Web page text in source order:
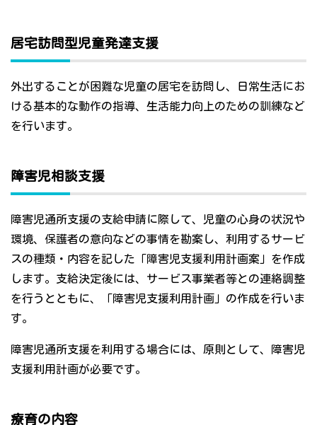
居宅訪問型児童発達支援
外出することが困難な児童の居宅を訪問し、日常生活にお
ける基本的な動作の指導、生活能力向上のための訓練など
を行います。
障害児相談支援
障害児通所支援の支給申請に際して、児童の心身の状況や
環境、保護者の意向などの事情を勘案し、利用するサービ
スの種類・内容を記した「障害児支援利用計画案」を作成
します。支給決定後には、サービス事業者等との連絡調整
を行うとともに、「障害児支援利用計画」の作成を行いま
す。
障害児通所支援を利用する場合には、原則として、障害児
支援利用計画が必要です。
療育の内容